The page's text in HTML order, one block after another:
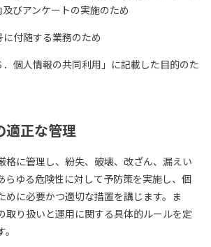
びアンケートの実施のため
付随する業務のため
個人情報の共同利用」に記載した目的のた
適正な管理
格に管理し、紛失、破壊、改ざん、漏えい
らゆる危険性に対して予防策を実施し、個
めに必要かつ適切な措置を講じます。ま
取り扱いと運用に関する具体的ルールを定